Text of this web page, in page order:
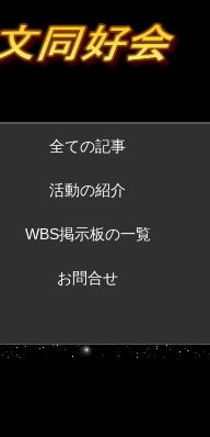
全ての記事
活動の紹介
WBS掲示板の一覧
お問合せ